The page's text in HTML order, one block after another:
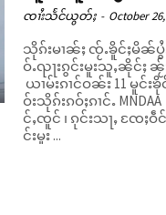
ၸၢႆးသႅင်ယွတ်ႈ - October
သိုၵ်းမၢၼ်ႈ ၸႂ်ႉၶိူင်ႈမိၼ်ပွႆ
ဝ်ႉၺႃးၵွင်းမူးသူႇၼိုင်ႈ ၼႂ်းၸႄႈဝဵင်းလႃ
ယၢမ်းၵၢင်ဝၼ်း 11 မူင်
ဝ်းသိုၵ်းၵဝ်ႈၵၢင်ႉ
င်ႇၸူင် ၊ ၵုင်းသႃႇ ၸႄႈ
င်းမူး ...